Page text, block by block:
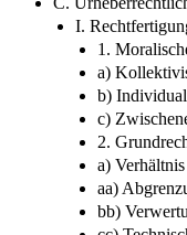
I.
1.
a)
b)
c)
2.
a)
aa)
bb)